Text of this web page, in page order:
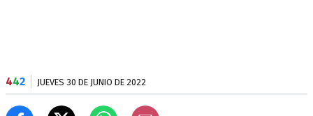
442 JUEVES 30 DE JUNIO DE 2022